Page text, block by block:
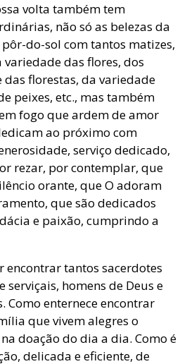
volta também tem
não só as belezas da
do-sol com tantos matizes,
variedade das flores, dos
das florestas, da variedade
peixes, etc., mas também
fogo que ardem de amor
ao próximo com
serviço dedicado,
rezar, por contemplar, que
orante, que O adoram
que são dedicados
e paixão, cumprindo a
encontrar tantos sacerdotes
serviçais, homens de Deus e
Como enternece encontrar
que vivem alegres o
doação do dia a dia. Como é
delicada e eficiente, de